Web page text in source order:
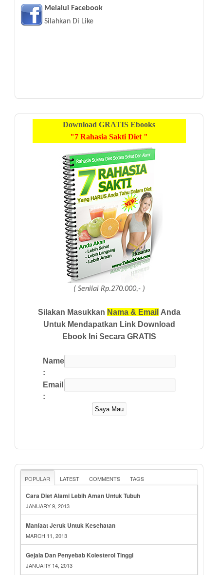
Melalui Facebook
Silahkan Di Like
Download GRATIS Ebooks
"7 Rahasia Sakti Diet "
( Senilai Rp.270.000,- )
Silakan Masukkan Nama & Email Anda
Untuk Mendapatkan Link Download
Ebook Ini Secara GRATIS
Name
:
Email
:
POPULAR LATEST COMMENTS TAGS
Cara Diet Alami Lebih Aman Untuk Tubuh
JANUARY 9, 2013
Manfaat Jeruk Untuk Kesehatan
MARCH 11, 2013
Gejala Dan Penyebab Kolesterol Tinggi
JANUARY 14, 2013